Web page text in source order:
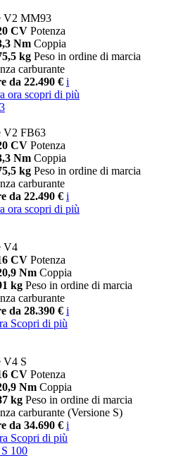
V2 MM93
CV Potenza
Nm Coppia
kg Peso in ordine di marcia
carburante
da 22.490 € i
ora scopri di più
V2 FB63
CV Potenza
Nm Coppia
kg Peso in ordine di marcia
carburante
da 22.490 € i
ora scopri di più
V4
CV Potenza
Nm Coppia
kg Peso in ordine di marcia
carburante
da 28.390 € i
Scopri di più
V4 S
CV Potenza
Nm Coppia
kg Peso in ordine di marcia
carburante (Versione S)
da 34.690 € i
Scopri di più
100